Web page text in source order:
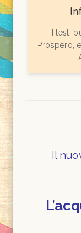
I testi
Prospero,
Il